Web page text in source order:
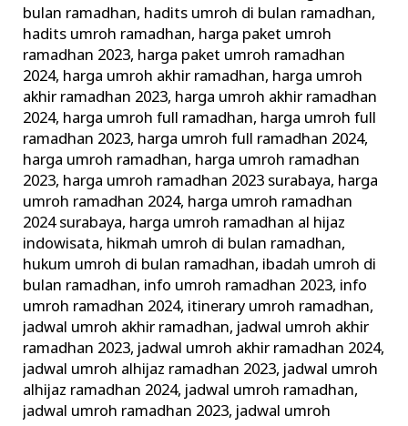
bulan ramadhan, hadits umroh di bulan ramadhan,
hadits umroh ramadhan, harga paket umroh
ramadhan 2023, harga paket umroh ramadhan
2024, harga umroh akhir ramadhan, harga umroh
akhir ramadhan 2023, harga umroh akhir ramadhan
2024, harga umroh full ramadhan, harga umroh full
ramadhan 2023, harga umroh full ramadhan 2024,
harga umroh ramadhan, harga umroh ramadhan
2023, harga umroh ramadhan 2023 surabaya, harga
umroh ramadhan 2024, harga umroh ramadhan
2024 surabaya, harga umroh ramadhan al hijaz
indowisata, hikmah umroh di bulan ramadhan,
hukum umroh di bulan ramadhan, ibadah umroh di
bulan ramadhan, info umroh ramadhan 2023, info
umroh ramadhan 2024, itinerary umroh ramadhan,
jadwal umroh akhir ramadhan, jadwal umroh akhir
ramadhan 2023, jadwal umroh akhir ramadhan 2024,
jadwal umroh alhijaz ramadhan 2023, jadwal umroh
alhijaz ramadhan 2024, jadwal umroh ramadhan,
jadwal umroh ramadhan 2023, jadwal umroh